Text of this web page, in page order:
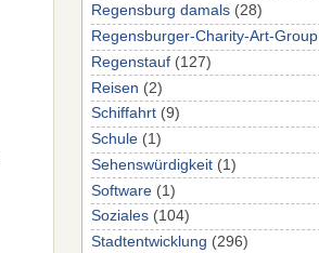
Regensburg damals (28)
Regensburger-Charity-Art-Group
Regenstauf (127)
Reisen (2)
Schiffahrt (9)
Schule (1)
Sehenswürdigkeit (1)
Software (1)
Soziales (104)
Stadtentwicklung (296)